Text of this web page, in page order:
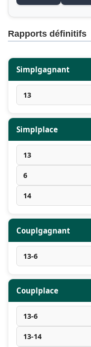
Rapports définitifs
Simplgagnant
13
Simplplace
13
6
14
Couplgagnant
13-6
Couplplace
13-6
13-14